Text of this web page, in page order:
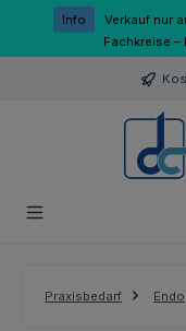
Zum Hauptinhalt springen
Info
Verkauf nur
Fachkreise –
Praxisbedarf Endo